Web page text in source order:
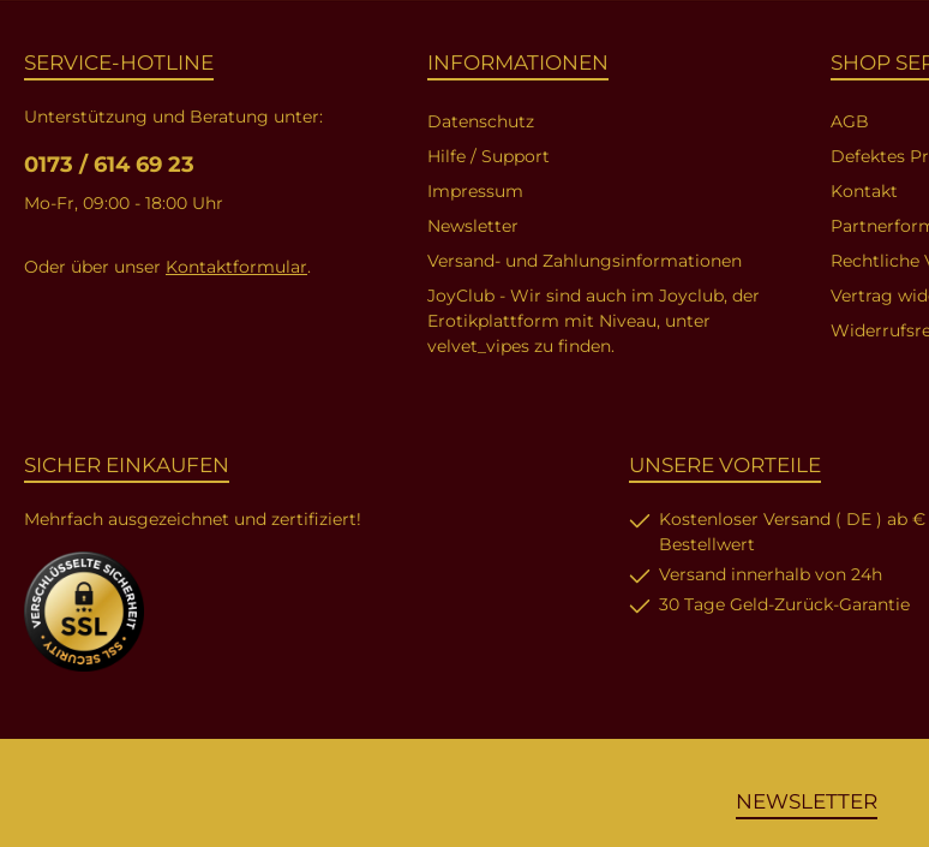
SERVICE-HOTLINE
Unterstützung und Beratung unter:
0173 / 614 69 23
Mo-Fr, 09:00 - 18:00 Uhr
Oder über unser Kontaktformular.
INFORMATIONEN
Datenschutz
Hilfe / Support
Impressum
Newsletter
Versand- und Zahlungsinformationen
JoyClub - Wir sind auch im Joyclub, der
Erotikplattform mit Niveau, unter
velvet_vipes zu finden.
SHOP
AGB
Defektes
Kontakt
Rechtliche
Vertrag
SICHER EINKAUFEN
Mehrfach ausgezeichnet und zertifiziert!
UNSERE VORTEILE
Kostenloser Versand ( DE ) ab €
Bestellwert
Versand innerhalb von 24h
30 Tage Geld-Zurück-Garantie
NEWSLETTER